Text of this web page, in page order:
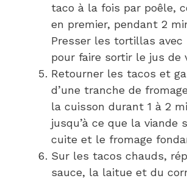
taco à la fois par poêle,
en premier, pendant 2
Presser les tortillas avec
pour faire sortir le jus de
Retourner les tacos et
d’une tranche de
la cuisson durant 1 à 2
jusqu’à ce que la viande
cuite et le fromage
Sur les tacos chauds,
sauce, la laitue et du